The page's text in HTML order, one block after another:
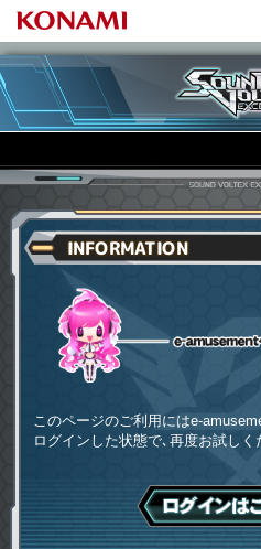
INFORMATION
このページのご利用にはe-
ログインした状態で､再度お試しく
ログインはこ